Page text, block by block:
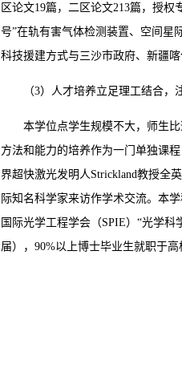
区论文19篇，二区论文213篇，授
号”在轨有害气体检测装置、空间星
科技援建方式与三沙市政府、新疆
（3）人才培养立足理工结合，
本学位点学生规模不大，师生
方法和能力的培养作为一门单独课
界超快激光发明人Strickland教授全
际知名科学家来访作学术交流。本
国际光学工程学会（SPIE）“光学
届），90%以上博士毕业生就职于